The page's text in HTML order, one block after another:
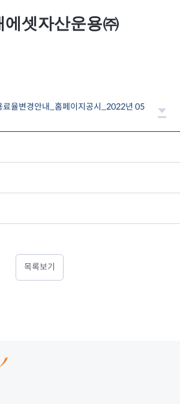
에셋자산운용㈜
료율변경안내_홈페이지공시_2022년 05
목록보기